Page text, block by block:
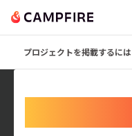
プロジェクトを掲載するには